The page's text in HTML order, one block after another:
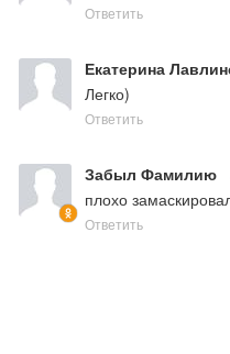
Ответить
Екатерина
Легко)
Ответить
Забыл Фамилию
плохо
Ответить